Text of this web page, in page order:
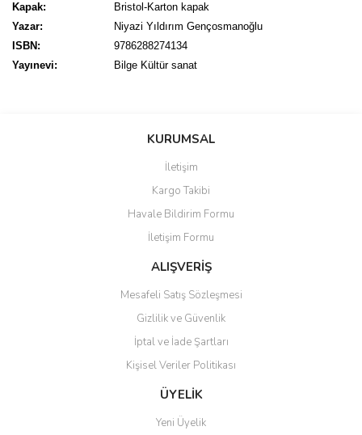
Kapak:
Bristol-Karton kapak
Yazar:
Niyazi Yıldırım Gençosmanoğlu
ISBN:
9786288274134
Yayınevi:
Bilge Kültür sanat
Bu ürüne ilk yorumu siz yapın!
Ürün resmi kalitesiz, bozuk veya görüntülenemiyor.
Ürün açıklamasında eksik bilgiler bulunuyor.
Ürün bilgilerinde hatalar bulunuyor.
Ürün fiyatı diğer sitelerden daha pahalı.
Gönder
KURUMSAL
İletişim
Kargo Takibi
Havale Bildirim Formu
İletişim Formu
ALIŞVERİŞ
Mesafeli Satış Sözleşmesi
Gizlilik ve Güvenlik
İptal ve İade Şartları
Kişisel Veriler Politikası
ÜYELİK
Yeni Üyelik